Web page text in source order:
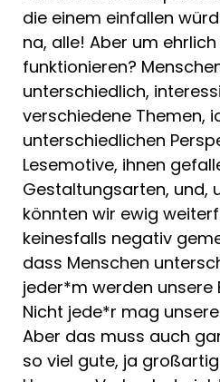
die einem einfallen
na, alle! Aber um
funktionieren?
unterschiedlich,
verschiedene Themen,
unterschiedlichen
Lesemotive, ihnen
Gestaltungsarten, und,
könnten wir ewig
keinesfalls negativ
dass Menschen
jeder*m werden unsere
Nicht jede*r mag
Aber das muss auch
so viel gute, ja